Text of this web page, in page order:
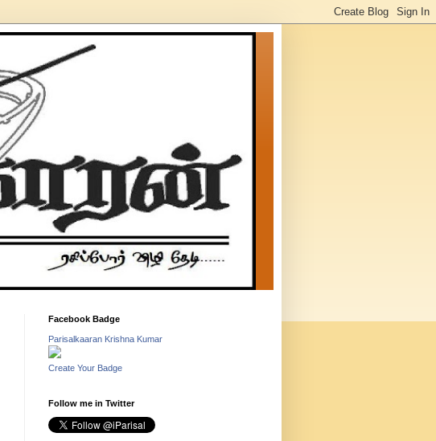
Facebook Badge
Parisalkaaran Krishna Kumar
Create Your Badge
Follow me in Twitter